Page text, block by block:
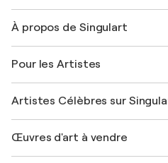
Expédition
Offrir une carte cadeau
Rejoignez notre programme
Mon compte
+33 1 76 44 06 42
À propos de Singulart
FAQ
Magazine Singulart
Emplois
Découvrez une sélection d'art
Pour les Artistes
Se connecter en tant
Artistes Célèbres sur
Marc Chagall
Œuvres d'art à vendre